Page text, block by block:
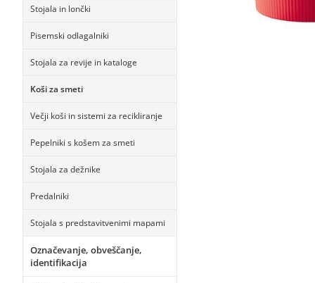
Stojala in lončki
Pisemski odlagalniki
Stojala za revije in kataloge
Koši za smeti
Večji koši in sistemi za recikliranje
Pepelniki s košem za smeti
Stojala za dežnike
Predalniki
Stojala s predstavitvenimi mapami
Označevanje, obveščanje,
identifikacija